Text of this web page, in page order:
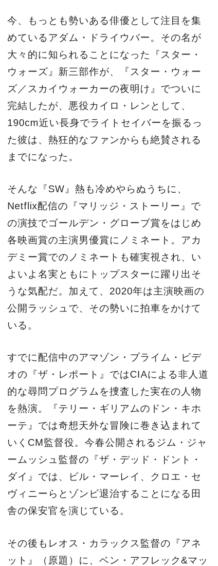
今、もっとも勢いある俳優として注目を集
めているアダム・ドライウバー。その名が
大々的に知られることになった『スター・
ウォーズ』新三部作が、『スター・ウォー
ズ／スカイウォーカーの夜明け』でついに
完結したが、悪役カイロ・レンとして、
190cm近い長身でライトセイバーを振るっ
た彼は、熱狂的なファンからも絶賛される
までになった。
そんな『SW』熱も冷めやらぬうちに、
Netflix配信の『マリッジ・ストーリー』で
の演技でゴールデン・グローブ賞をはじめ
各映画賞の主演男優賞にノミネート。アカ
デミー賞でのノミネートも確実視され、い
よいよ名実ともにトップスターに躍り出そ
うな気配だ。加えて、2020年は主演映画の
公開ラッシュで、その勢いに拍車をかけて
いる。
すでに配信中のアマゾン・プライム・ビデ
オの『ザ・レポート』ではCIAによる非人道
的な尋問プログラムを捜査した実在の人物
を熱演。『テリー・ギリアムのドン・キホ
ーテ』では奇想天外な冒険に巻き込まれて
いくCM監督役。今春公開されるジム・ジャ
ームッシュ監督の『ザ・デッド・ドント・
ダイ』では、ビル・マーレイ、クロエ・セ
ヴィニーらとゾンビ退治することになる田
舎の保安官を演じている。
その後もレオス・カラックス監督の『アネ
ット』（原題）に、ベン・アフレック&マッ